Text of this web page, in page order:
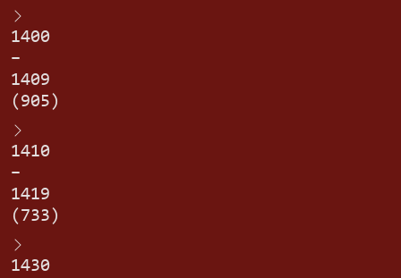
1400
–
1409
(905)
1410
–
1419
(733)
1430